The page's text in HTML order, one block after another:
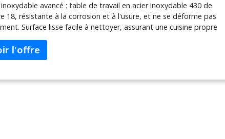
inoxydable avancé : table de travail en acier inoxydable 430 de
18, résistante à la corrosion et à l'usure, et ne se déforme pas
Surface lisse facile à nettoyer, assurant une cuisine propre
rangée Hauteur réglable : cet établi dispose de 1,2 m qui peut
tourné pour changer la hauteur pour répondre à vos différents
de cuisine. Pieds en acier galvanisé avec pieds en plastique
de cuisine a une charge de 181,4 kg. Capacité de poids
Très facile à monter : acier inoxydable lisse, léger et
à installer, et facile à enlever. Je pense que vous pouvez l'installer